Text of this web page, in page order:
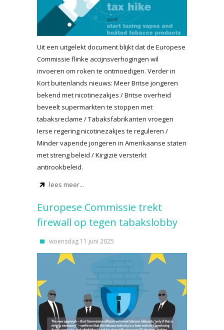
Uit een uitgelekt document blijkt dat de Europese
Commissie flinke accijnsverhogingen wil
invoeren om roken te ontmoedigen. Verder in
Kort buitenlands nieuws: Meer Britse jongeren
bekend met nicotinezakjes / Britse overheid
beveelt supermarkten te stoppen met
tabaksreclame / Tabaksfabrikanten vroegen
Ierse regering nicotinezakjes te reguleren /
Minder vapende jongeren in Amerikaanse staten
met streng beleid / Kirgizië versterkt
antirookbeleid.
lees meer...
Europese Commissie trekt
firewall op tegen tabakslobby
woensdag 11 juni 2025